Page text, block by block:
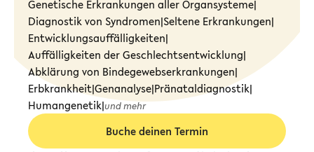
Genetische Erkrankungen aller Organsysteme|
Diagnostik von Syndromen|Seltene Erkrankungen|
Entwicklungsauffälligkeiten|
Auffälligkeiten der Geschlechtsentwicklung|
Abklärung von Bindegewebserkrankungen|
Erbkrankheit|Genanalyse|Pränataldiagnostik|
Humangenetik|und mehr
Buche deinen Termin